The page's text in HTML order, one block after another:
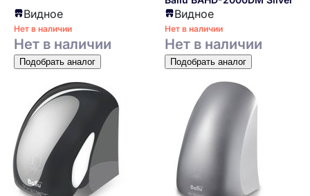
Видное
Нет в наличии
Нет в наличии
Подобрать аналог
Видное
Нет в наличии
Нет в наличии
Подобрать аналог